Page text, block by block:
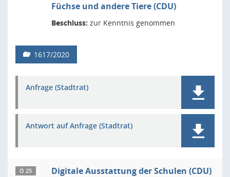
Füchse und andere Tiere (CDU)
Beschluss: zur Kenntnis genommen
1617/2020
Anfrage (Stadtrat)
Antwort auf Anfrage (Stadtrat)
Ö 25 Digitale Ausstattung der Schulen (CDU)